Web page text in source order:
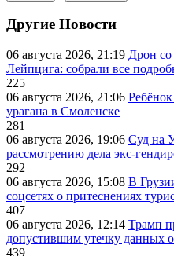
Другие Новости
06 августа 2026, 21:19 Дрон со
Лейпцига: собрали все
225
06 августа 2026, 21:06
урагана в Смоленске
281
06 августа 2026, 19:06 Суд на
рассмотрению дела экс-
292
06 августа 2026, 15:08 В
соцсетях о притеснениях
407
06 августа 2026, 12:14 Трамп
допустившим утечку данных
439